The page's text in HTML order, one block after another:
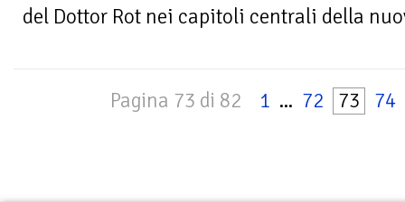
del Dottor Rot nei capitoli centrali della
Pagina 73 di 82 1 ... 72 73 74